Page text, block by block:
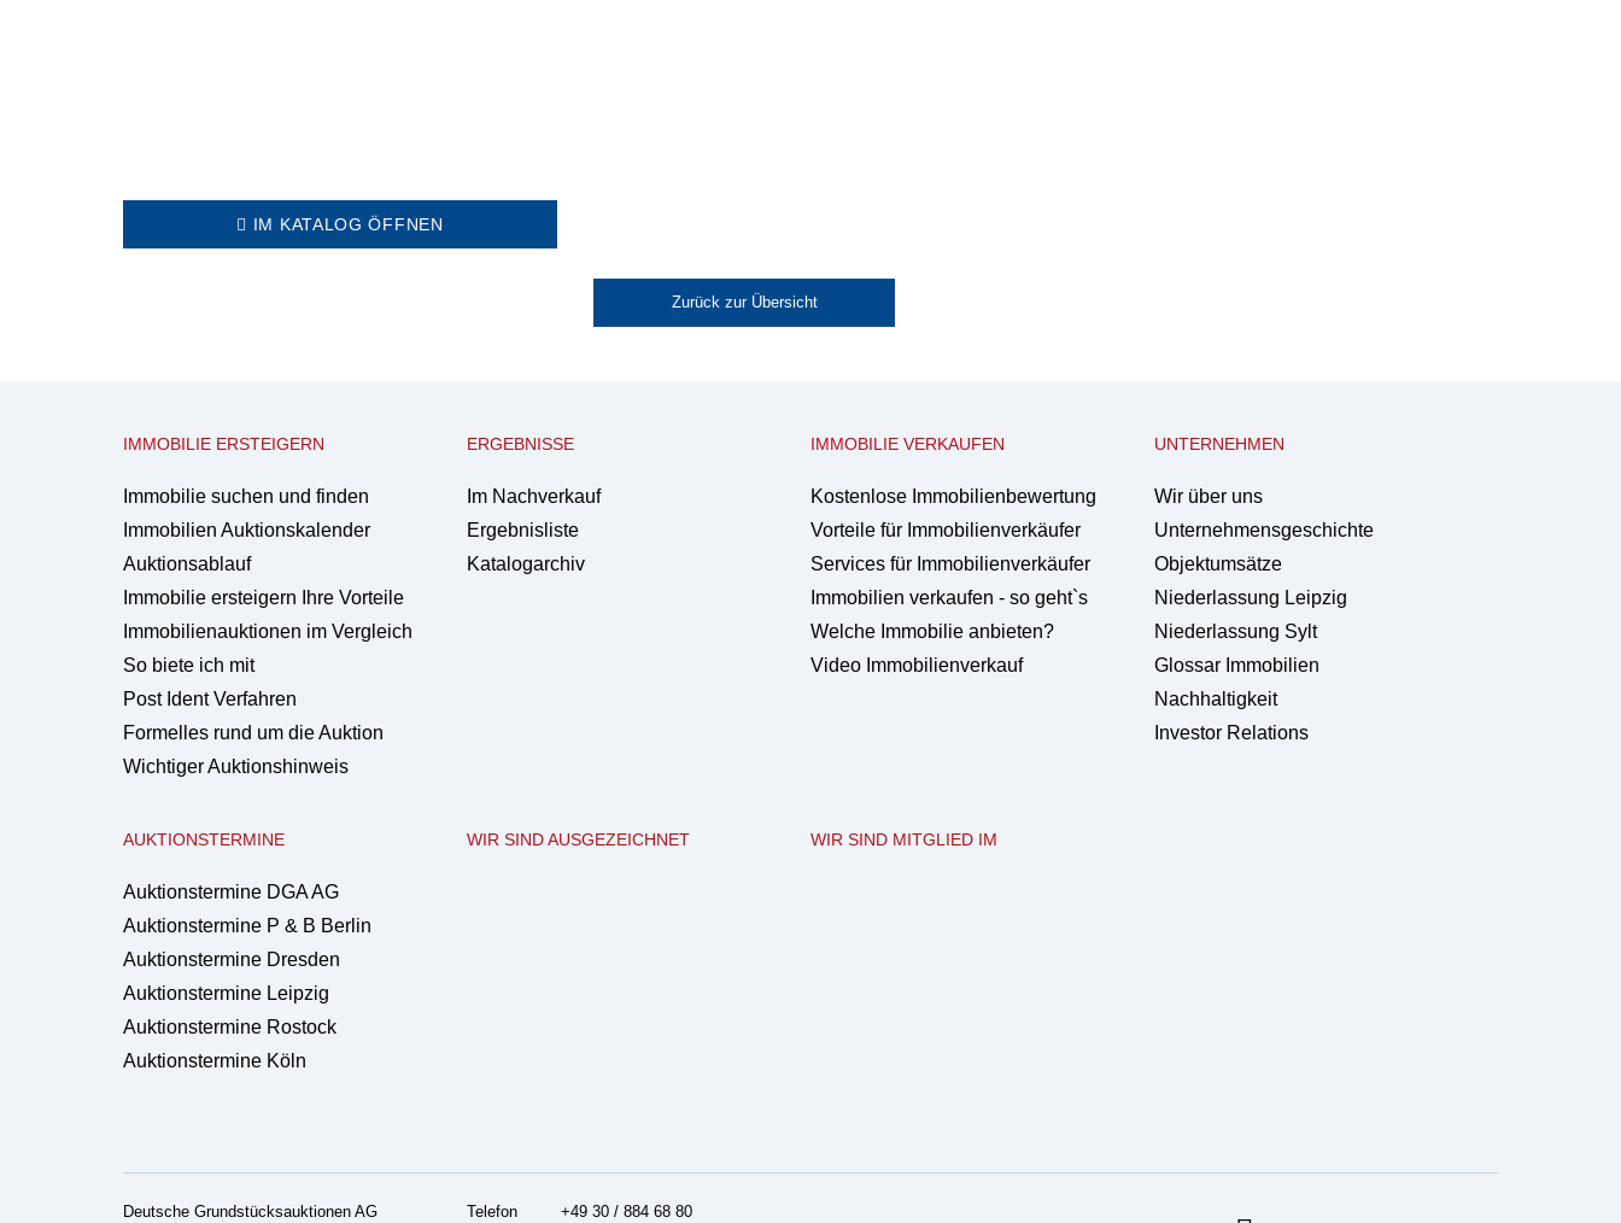
IM KATALOG ÖFFNEN
Zurück zur Übersicht
IMMOBILIE ERSTEIGERN
Immobilie suchen und finden
Immobilien Auktionskalender
Auktionsablauf
Immobilie ersteigern Ihre Vorteile
Immobilienauktionen im Vergleich
So biete ich mit
Post Ident Verfahren
Formelles rund um die Auktion
Wichtiger Auktionshinweis
ERGEBNISSE
Im Nachverkauf
Ergebnisliste
Katalogarchiv
IMMOBILIE VERKAUFEN
Kostenlose Immobilienbewertung
Vorteile für Immobilienverkäufer
Services für Immobilienverkäufer
Immobilien verkaufen - so geht`s
Welche Immobilie anbieten?
Video Immobilienverkauf
UNTERNEHMEN
Wir über uns
Unternehmensgeschichte
Objektumsätze
Niederlassung Leipzig
Niederlassung Sylt
Glossar Immobilien
Nachhaltigkeit
Investor Relations
AUKTIONSTERMINE
Auktionstermine DGA AG
Auktionstermine P & B Berlin
Auktionstermine Dresden
Auktionstermine Leipzig
Auktionstermine Rostock
Auktionstermine Köln
WIR SIND AUSGEZEICHNET WIR SIND MITGLIED IM
Deutsche Grundstücksauktionen AG Telefon +49 30 / 884 68 80